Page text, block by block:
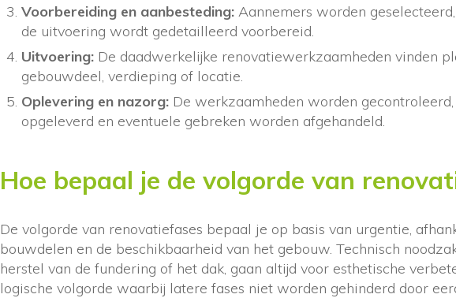
Voorbereiding en aanbesteding: Aannemers worden
de uitvoering wordt gedetailleerd voorbereid.
Uitvoering: De daadwerkelijke renovatiewerkzaamheden vinden
gebouwdeel, verdieping of locatie.
Oplevering en nazorg: De werkzaamheden worden
opgeleverd en eventuele gebreken worden afgehandeld.
Hoe bepaal je de volgorde van
De volgorde van renovatiefases bepaal je op basis van urgentie,
bouwdelen en de beschikbaarheid van het gebouw. Technisch
herstel van de fundering of het dak, gaan altijd voor esthetische
logische volgorde waarbij latere fases niet worden gehinderd door